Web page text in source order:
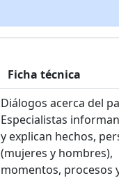
Ficha técnica
Diálogos acerca del
Especialistas
y explican hechos,
(mujeres y hombres),
momentos, procesos